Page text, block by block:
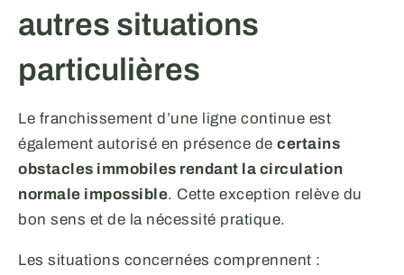
autres situations
particulières
Le franchissement d’une ligne continue est
également autorisé en présence de certains
obstacles immobiles rendant la circulation
normale impossible. Cette exception relève du
bon sens et de la nécessité pratique.
Les situations concernées comprennent :